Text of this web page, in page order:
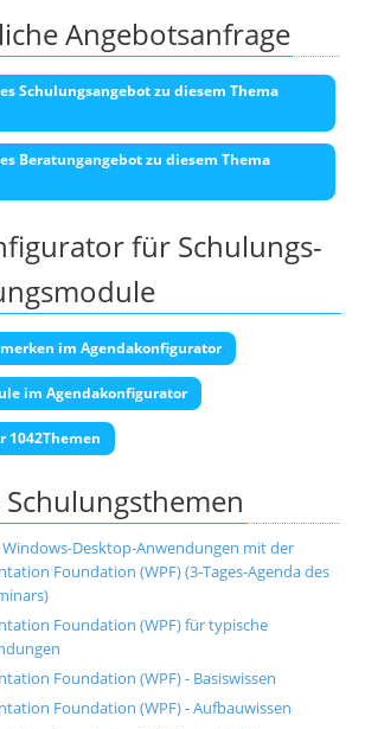
Angebotsanfrage
Schulungsangebot zu diesem Thema
Beratungangebot zu diesem Thema
für Schulungs-
im Agendakonfigurator
im Agendakonfigurator
1042Themen
Windows-Desktop-Anwendungen mit der
Foundation (WPF) (3-Tages-Agenda des
Foundation (WPF) für typische
Foundation (WPF) - Basiswissen
Foundation (WPF) - Aufbauwissen